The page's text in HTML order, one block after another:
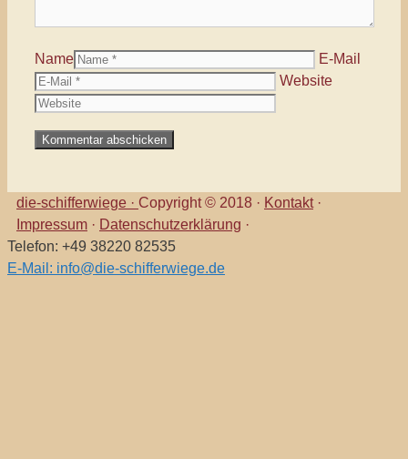
Name
E-Mail
Website
die-schifferwiege · Copyright © 2018 · Kontakt·
Impressum · Datenschutzerklärung ·
Telefon: +49 38220 82535
E-Mail: info@die-schifferwiege.de